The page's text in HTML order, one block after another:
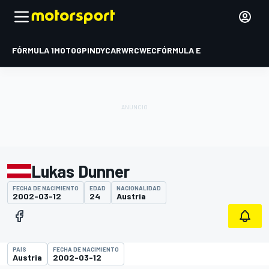
FÓRMULA 1MOTOGPINDYCARWRCWECFÓRMULA E
Lukas Dunner
FECHA DE NACIMIENTO
2002-03-12
EDAD
24
NACIONALIDAD
Austria
PAÍS
Austria
FECHA DE NACIMIENTO
2002-03-12